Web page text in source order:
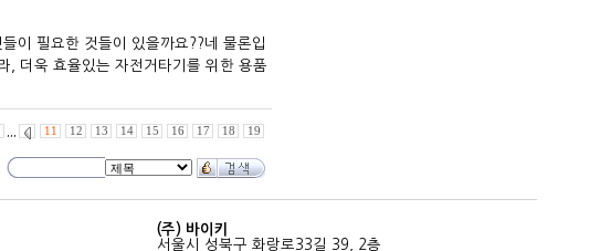
이 필요한 것들이 있을까요??네 물론입
, 더욱 효율있는 자전거타기를 위한 용품
11 12 13 14 15 16 17 18 19
(주) 바이키
서울시 성북구 화랑로33길 39, 2층